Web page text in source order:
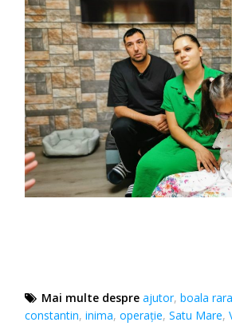
Mai multe despre ajutor,boala rara
constantin,inima,operaţie,Satu Mare,